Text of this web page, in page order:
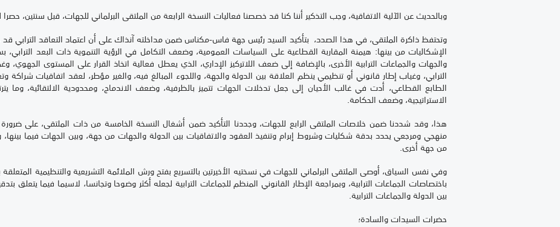
وبالحديث عن الآلية الاتفاقية، وجب التذكير أننا كنا قد خصصنا فعاليات النسخة الرابعة من الملتقى البرلماني للجهات، قبل سنتين،
وتحتفظ ذاكرة الملتقى، في هذا الصدد، بتأكيد السيد رئيس جهة فاس-مكناس ضمن مداخلته آنذاك على أن اعتماد التعاقد الترابي قد
الإشكاليات من بينها: هيمنة المقاربة القطاعية على السياسات العمومية، وضعف التكامل في الرؤية التنموية ذات البعد
والجهات والجماعات الترابية الأخرى، بالإضافة إلى ضعف اللاتركيز الإداري، الذي يعطل فعالية اتخاذ القرار على المستوى
الترابي، وغياب إطار قانوني أو تنظيمي ينظم العلاقة بين الدولة والجهة، واللجوء المبالغ فيه، والغير مؤطر، لعقد اتفاقيات
الطابع القطاعي، أدت في غالب الأحيان إلى جعل تدخلات الجهات تتميز بالظرفية، وضعف الاندماج، ومحدودية الالتقائية، وما
الاستراتيجية، وضعف الحكامة.
هذا، وقد شددنا ضمن خلاصات الملتقى الرابع للجهات، وجددنا التأكيد ضمن أشغال النسخة الخامسة من ذات الملتقى، على
منهجي ومرجعي يحدد بدقة شكليات وشروط إبرام وتنفيذ العقود والاتفاقيات بين الدولة والجهات من جهة، وبين الجهات فيما بينها،
من جهة أخرى.
وفي نفس السياق، أوصى الملتقى البرلماني للجهات في نسختيه الأخيرتين بالتسريع بفتح ورش الملائمة التشريعية والتنظيمية
باختصاصات الجماعات الترابية، وبمراجعة الإطار القانوني المنظم للجماعات الترابية لجعله أكثر وضوحا وتجانسا، لاسيما فيما يتعلق
بين الدولة والجماعات الترابية.
حضرات السيدات والسادة؛